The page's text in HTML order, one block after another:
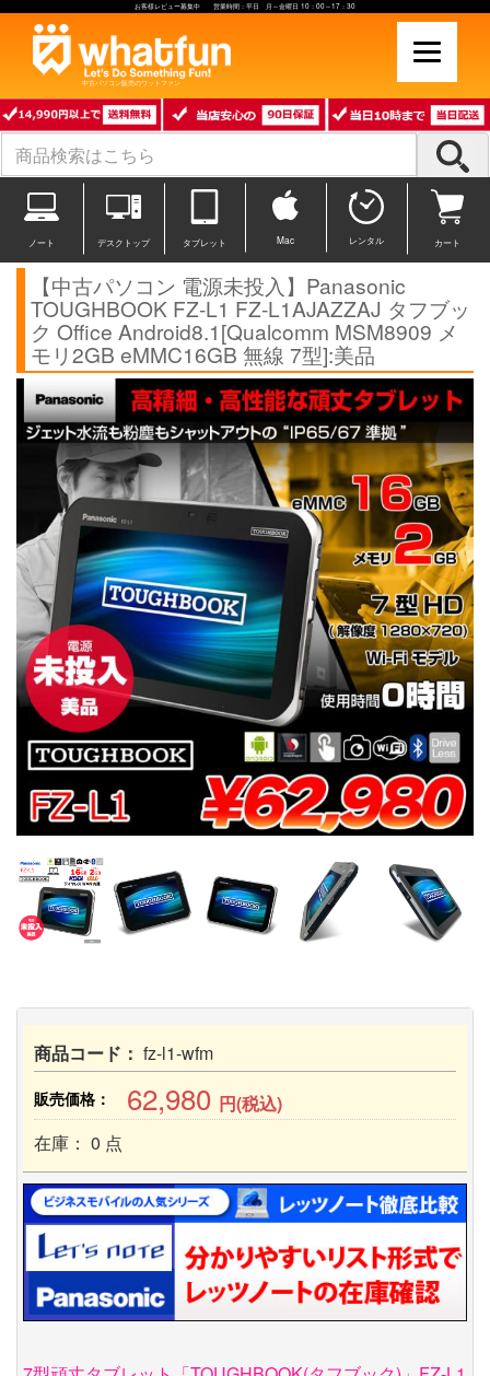
お客様レビュー募集中 営業時間：平日 月～金曜日 10：00～17：30
中古パソコン販売のワットファン
ノート デスクトップ タブレット Mac レンタル カート
【中古パソコン 電源未投入】Panasonic
TOUGHBOOK FZ-L1 FZ-L1AJAZZAJ タフブッ
ク Office Android8.1[Qualcomm MSM8909 メ
モリ2GB eMMC16GB 無線 7型]:美品
商品コード： fz-l1-wfm
販売価格： 62,980 円(税込)
在庫： 0 点